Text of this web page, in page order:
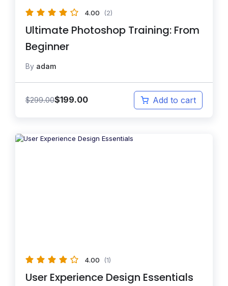
4.00 (2)
Ultimate Photoshop Training: From
Beginner
By adam
$299.00$199.00 Add to cart
4.00 (1)
User Experience Design Essentials